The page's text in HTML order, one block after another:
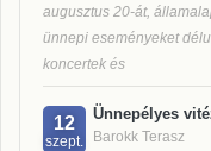
augusztus 20-át,
ünnepi eseményeket
koncertek és
12
szept.
Ünnepélyes
Barokk Terasz